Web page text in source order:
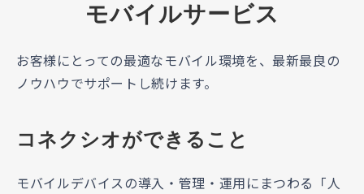
モバイルサービス
お客様にとっての最適なモバイル環境を、最新最良の
ノウハウでサポートし続けます。
コネクシオができること
モバイルデバイスの導入・管理・運用にまつわる「人